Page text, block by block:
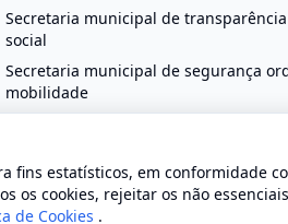
Secretaria municipal de
social
Secretaria municipal de segurança
mobilidade
de Trajano de Moraes.
fins estatísticos, em conformidade
os cookies, rejeitar os não
de Cookies .